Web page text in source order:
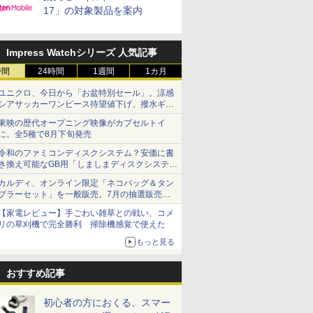
17」の対象製品を案内
Impress Watchシリーズ 人気記事
24時間 1週間 1カ月
ニクロ、今日から「お盆特別セール」。涼感
アサッカーワンピース待望値下げ、撥水ギア
ョーツは1990円に
映の歴代オープニング映像がカプセルトイ
。全5種で8月下旬発売
和のファミコンディスクシステム？安価に書
換え可能なGB用「しましまディスクシステ
」
ルディ、オンライン限定「ネコバッグ＆タン
ラーセット」を一般販売。7月の抽選販売の
選無効分
家電レビュー】手ごわい雑草との戦い、コメ
の草刈機で完全勝利 掃除機感覚で使えた
もっと見る
おすすめ記事
初心者の方におくる、スマー